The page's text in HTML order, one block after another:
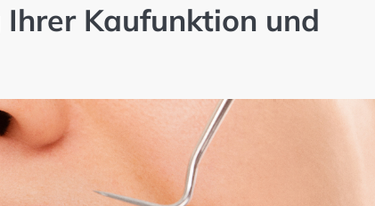
Kaufunktion und